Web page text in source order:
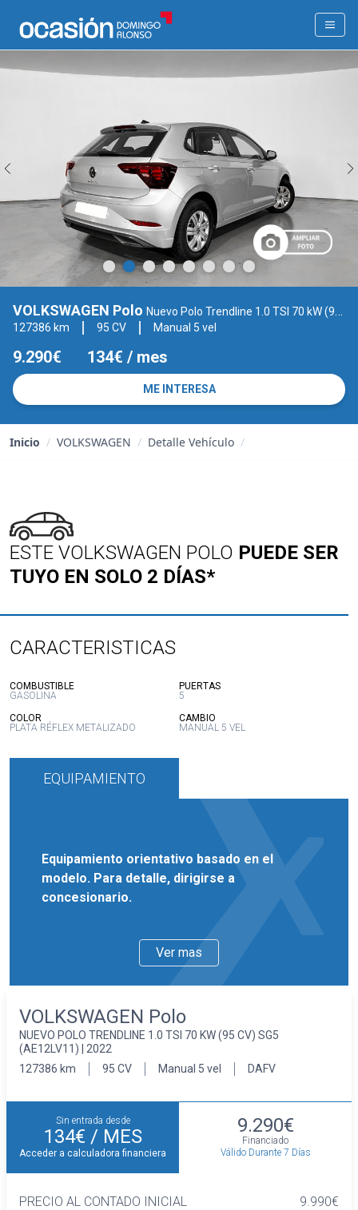
VOLKSWAGEN Polo Nuevo Polo Trendline 1.0 TSI 70 kW (95 CV) SG5 (AE12LV11)
127386 km
95 CV Manual 5 vel
9.290€ 134€ / mes
ME INTERESA
Inicio / VOLKSWAGEN / Detalle Vehículo /
ESTE VOLKSWAGEN POLO PUEDE SER
TUYO EN SOLO 2 DÍAS*
CARACTERISTICAS
COMBUSTIBLE:
GASOLINA
PUERTAS:
5
COLOR
PLATA RÉFLEX METALIZADO
CAMBIO
MANUAL 5 VEL
EQUIPAMIENTO
Equipamiento orientativo basado en el
modelo. Para detalle, dirigirse a
concesionario.
Ver mas
VOLKSWAGEN Polo
NUEVO POLO TRENDLINE 1.0 TSI 70 KW (95 CV) SG5
(AE12LV11) | 2022
127386 km
95 CV Manual 5 vel DAFV
Sin entrada desde
134€ / MES
Acceder a calculadora financiera
9.290€
Financiado
Válido Durante 7 Días
PRECIO AL CONTADO INICIAL 9.990€